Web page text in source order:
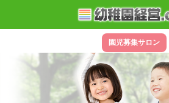
園児募集サロン